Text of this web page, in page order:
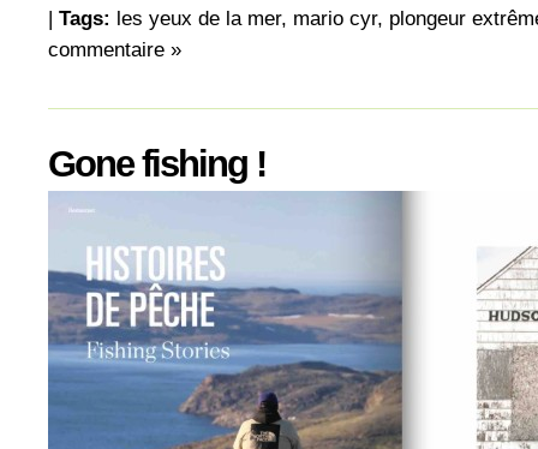
| Tags: les yeux de la mer, mario cyr, plongeur
commentaire »
Gone fishing !